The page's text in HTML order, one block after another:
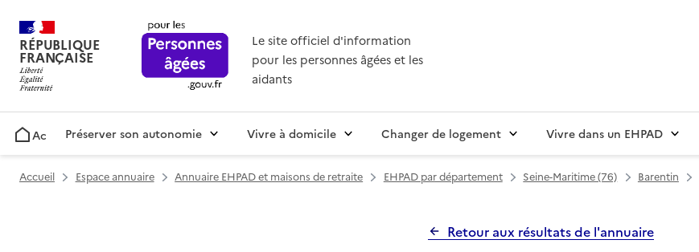
RÉPUBLIQUE
FRANÇAISE
Le site officiel d'information
pour les personnes âgées et les
aidants
AccueilPréserver son autonomie Vivre à domicile Changer de logement Vivre dans un EHPAD
Accueil Espace annuaire Annuaire EHPAD et maisons de retraite EHPAD par département Seine-Maritime (76) Barentin
Retour aux résultats de l'annuaire